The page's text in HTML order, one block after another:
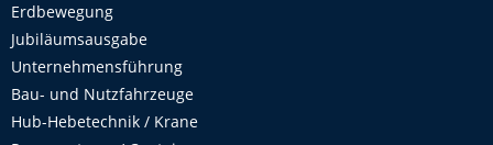
Erdbewegung
Jubiläumsausgabe
Unternehmensführung
Bau- und Nutzfahrzeuge
Hub-Hebetechnik / Krane